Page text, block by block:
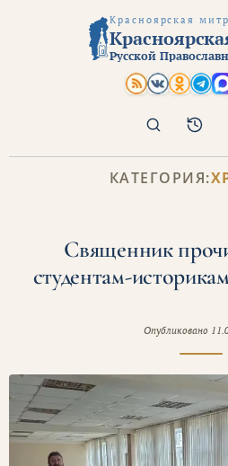
Красноярская
Русской
Поиск
КАТЕГОРИЯ:
Священник
студентам-
Опубликовано